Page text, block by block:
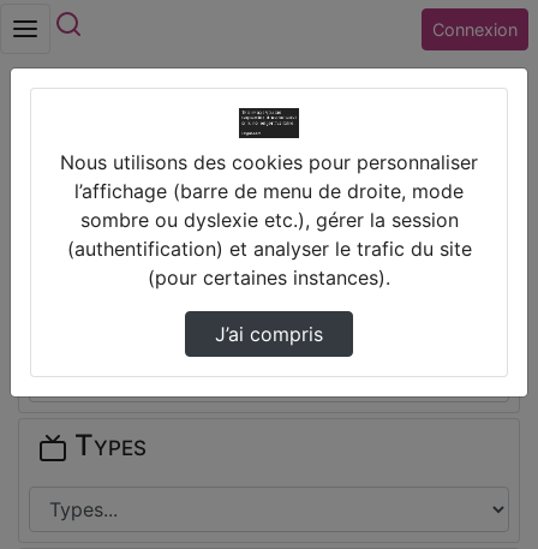
Connexion
Thèmes de Collège EDOUARD
HERRIOT (28) LUCE
Disciplines
Types
Nous utilisons des cookies pour personnaliser
l’affichage (barre de menu de droite, mode
sombre ou dyslexie etc.), gérer la session
(authentification) et analyser le trafic du site
(pour certaines instances).
J’ai compris